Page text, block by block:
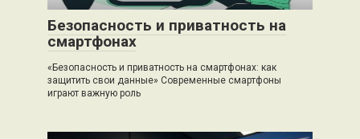
Безопасность и приватность на
смартфонах
«Безопасность и приватность на смартфонах: как
защитить свои данные» Современные смартфоны
играют важную роль